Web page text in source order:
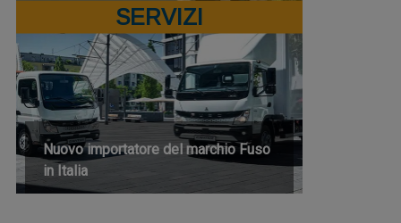
SERVIZI
Nuovo importatore del marchio Fuso
in Italia